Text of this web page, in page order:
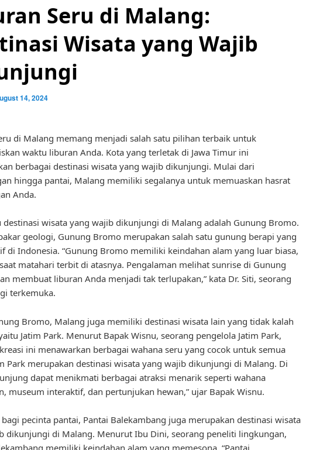
Seru di Malang:
Wisata yang Wajib
14, 2024
di Malang memang menjadi salah satu pilihan terbaik untuk
waktu liburan Anda. Kota yang terletak di Jawa Timur ini
berbagai destinasi wisata yang wajib dikunjungi. Mulai dari
hingga pantai, Malang memiliki segalanya untuk memuaskan hasrat
Anda.
destinasi wisata yang wajib dikunjungi di Malang adalah Gunung Bromo.
geologi, Gunung Bromo merupakan salah satu gunung berapi yang
di Indonesia. “Gunung Bromo memiliki keindahan alam yang luar biasa,
matahari terbit di atasnya. Pengalaman melihat sunrise di Gunung
membuat liburan Anda menjadi tak terlupakan,” kata Dr. Siti, seorang
terkemuka.
Bromo, Malang juga memiliki destinasi wisata lain yang tidak kalah
Jatim Park. Menurut Bapak Wisnu, seorang pengelola Jatim Park,
ini menawarkan berbagai wahana seru yang cocok untuk semua
Park merupakan destinasi wisata yang wajib dikunjungi di Malang. Di
dapat menikmati berbagai atraksi menarik seperti wahana
museum interaktif, dan pertunjukan hewan,” ujar Bapak Wisnu.
pecinta pantai, Pantai Balekambang juga merupakan destinasi wisata
dikunjungi di Malang. Menurut Ibu Dini, seorang peneliti lingkungan,